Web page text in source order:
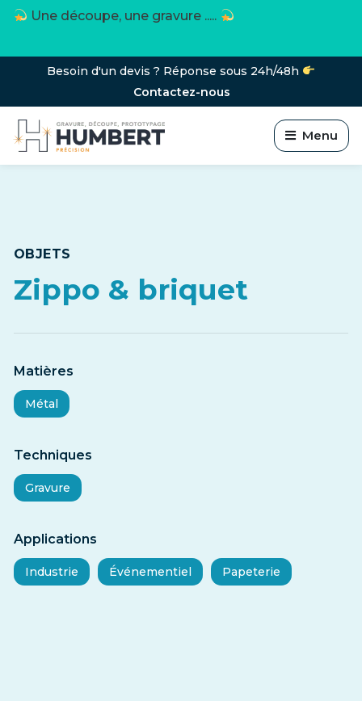
Une découpe, une gravure .....
Besoin d'un devis ? Réponse sous 24h/48h
Contactez-nous
Menu
OBJETS
Zippo & briquet
Matières
Métal
Techniques
Gravure
Applications
Industrie Événementiel Papeterie